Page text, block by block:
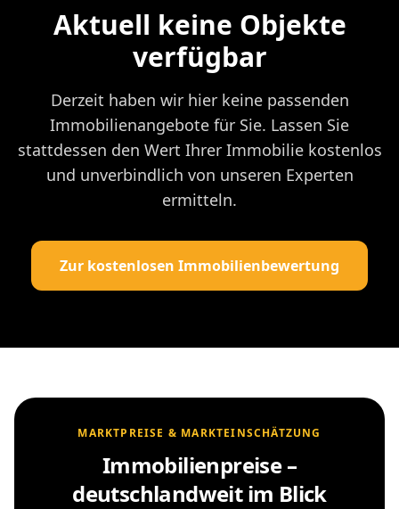
Aktuell keine Objekte
verfügbar
Derzeit haben wir hier keine passenden
Immobilienangebote für Sie. Lassen Sie
stattdessen den Wert Ihrer Immobilie kostenlos
und unverbindlich von unseren Experten
ermitteln.
Zur kostenlosen Immobilienbewertung
MARKTPREISE & MARKTEINSCHÄTZUNG
Immobilienpreise –
deutschlandweit im Blick